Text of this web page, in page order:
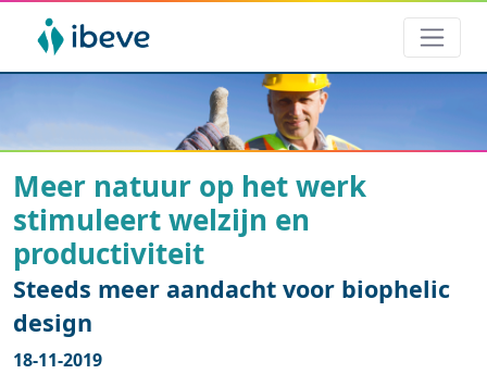
Meer natuur op het werk
stimuleert welzijn en
productiviteit
Steeds meer aandacht voor biophelic
design
18-11-2019